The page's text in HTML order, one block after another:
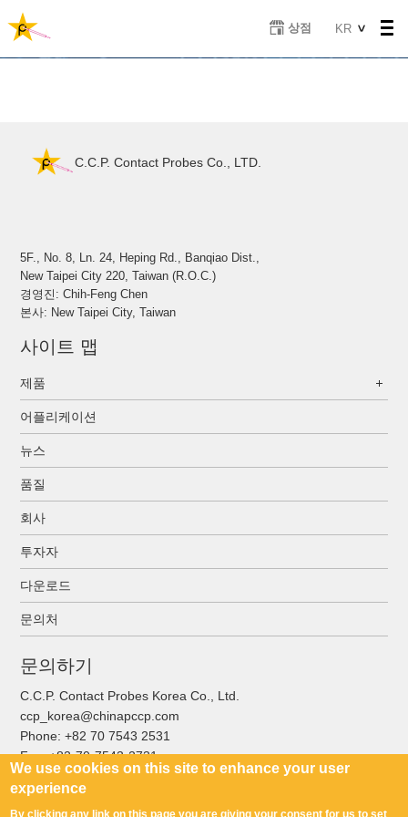
요
상점
Select
KR
C.C.P. Contact Probes Co., LTD.
5F., No. 8, Ln. 24, Heping Rd., Banqiao Dist.,
New Taipei City 220, Taiwan (R.O.C.)
경영진: Chih-Feng Chen
본사: New Taipei City, Taiwan
사이트 맵
제품
어플리케이션
뉴스
품질
회사
투자자
다운로드
문의처
문의하기
C.C.P. Contact Probes Korea Co., Ltd.
ccp_korea@chinapccp.com
Phone: +82 70 7543 2531
Fax:+82-70-7543-2731
We use cookies on this site to enhance your user
experience
By clicking any link on this page you are giving your consent for us to set